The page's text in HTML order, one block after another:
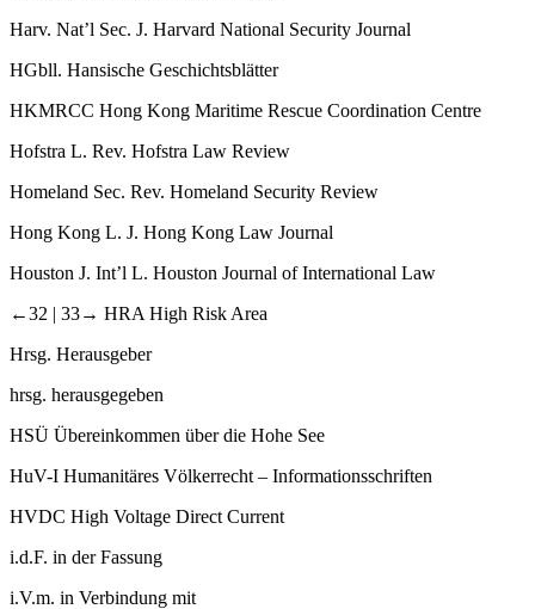
Harv. Nat’l Sec. J. Harvard National Security Journal
HGbll. Hansische Geschichtsblätter
HKMRCC Hong Kong Maritime Rescue Coordination Centre
Hofstra L. Rev. Hofstra Law Review
Homeland Sec. Rev. Homeland Security Review
Hong Kong L. J. Hong Kong Law Journal
Houston J. Int’l L. Houston Journal of International Law
←32 | 33→ HRA High Risk Area
Hrsg. Herausgeber
hrsg. herausgegeben
HSÜ Übereinkommen über die Hohe See
HuV-​I Humanitäres Völkerrecht –​ Informationsschriften
HVDC High Voltage Direct Current
i.d.F. in der Fassung
i.V.m. in Verbindung mit